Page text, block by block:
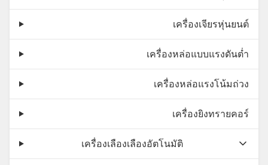
เครื่องเจียรหุ่นยนต์
เครื่องหล่อแบบแรงดันต่ำ
เครื่องหล่อแรงโน้มถ่วง
เครื่องยิงทรายคอร์
เครื่องเลืองเลืองอัตโนมัติ